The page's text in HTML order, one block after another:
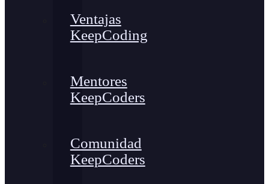
Ventajas
KeepCoding
Mentores
KeepCoders
Comunidad
KeepCoders